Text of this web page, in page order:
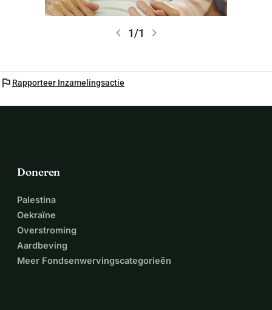
chevron_left 1/1 chevron_right
flag Rapporteer Inzamelingsactie
Doneren
Palestina
Oekraïne
Overstroming
Aardbeving
Meer Fondsenwervingscategorieën